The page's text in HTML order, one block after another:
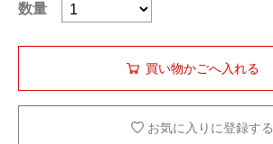
数量
お気に入りに登録する